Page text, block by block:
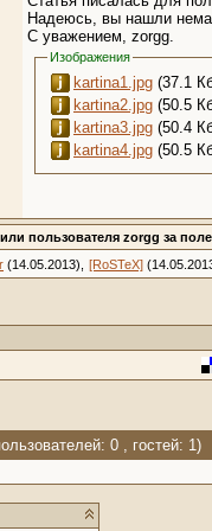
Надеюсь, вы нашли
С уважением, zorgg.
Изображения
kartina1.jpg (37.1
kartina2.jpg (50.5
kartina3.jpg (50.4
kartina4.jpg (50.5
пользователя zorgg за
(14.05.2013), [RoSTeX]
0 , гостей: 1)